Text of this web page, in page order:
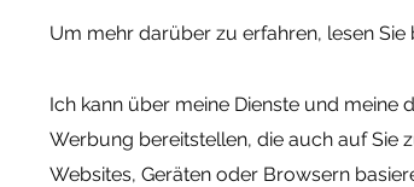
Um mehr darüber zu erfahren, lesen Sie
Ich kann über meine Dienste und meine
Werbung bereitstellen, die auch auf Sie
Websites, Geräten oder Browsern